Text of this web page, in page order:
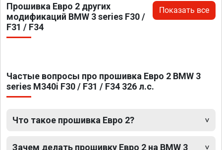
Прошивка Евро 2 других
модификаций BMW 3 series F30 /
F31 / F34
Показать все
Частые вопросы про прошивка Евро 2 BMW 3
series M340i F30 / F31 / F34 326 л.с.
Что такое прошивка Евро 2?
Зачем делать прошивку Евро 2 на BMW 3